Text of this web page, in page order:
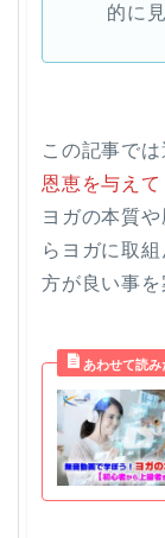
的に
この記事で
恩恵を与え
ヨガの本質
らヨガに取
方が良い事を